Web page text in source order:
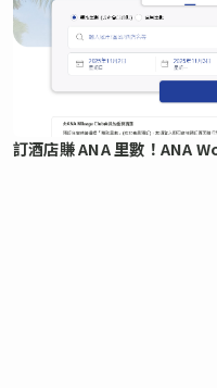
訂酒店賺 ANA 里數！ANA